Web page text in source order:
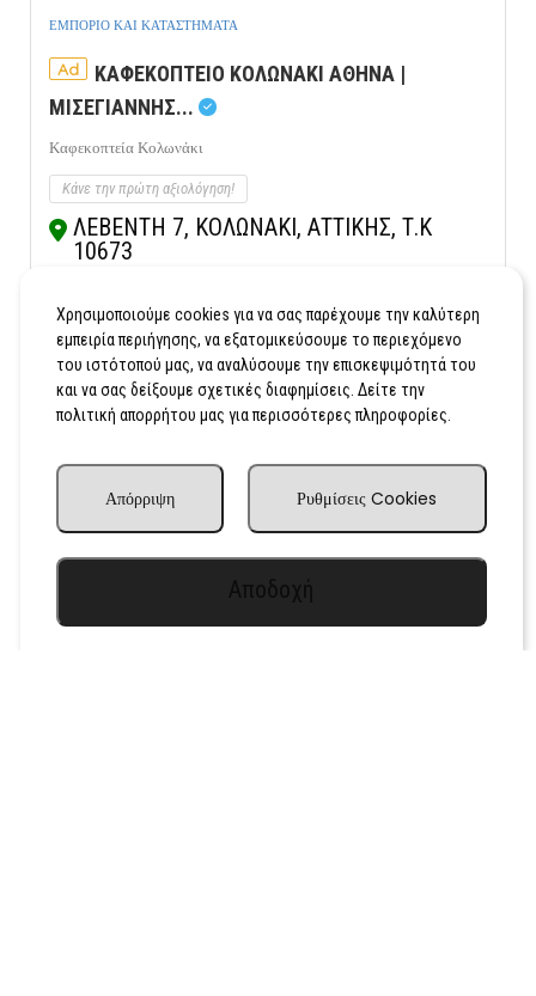
ΕΜΠΟΡΙΟ ΚΑΙ ΚΑΤΑΣΤΗΜΑΤΑ
Ad
ΚΑΦΕΚΟΠΤΕΙΟ ΚΟΛΩΝΑΚΙ ΑΘΗΝΑ |
ΜΙΣΕΓΙΑΝΝΗΣ...
Καφεκοπτεία Κολωνάκι
Κάνε την πρώτη αξιολόγηση!
ΛΕΒΕΝΤΗ 7, ΚΟΛΩΝΑΚΙ, ΑΤΤΙΚΗΣ, Τ.Κ
10673
Χρησιμοποιούμε cookies για να σας παρέχουμε την καλύτερη
εμπειρία περιήγησης, να εξατομικεύσουμε το περιεχόμενο
του ιστότοπού μας, να αναλύσουμε την επισκεψιμότητά του
και να σας δείξουμε σχετικές διαφημίσεις. Δείτε την
πολιτική απορρήτου μας για περισσότερες πληροφορίες.
Ρυθμίσεις Cookies
Απόρριψη